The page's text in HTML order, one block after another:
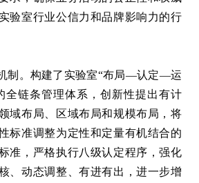
验室行业公信力和品牌影响力的行
制。构建了实验室“布局—认定—运
链条管理体系，创新性提出有计
域布局、区域布局和规模布局，将
标准调整为定性和定量有机结合的
准，严格执行八级认定程序，强化
、动态调整、有进有出，进一步增